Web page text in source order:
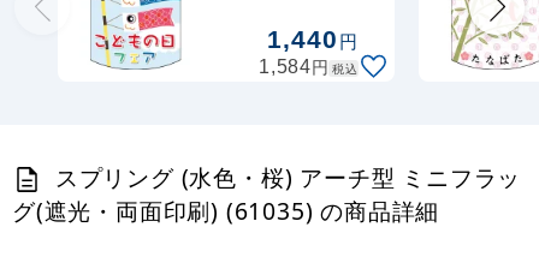
Rフラッグ専用ポール (873) 2個吸盤式
丸パイプ26cm白
1,243
カゴへ
面印刷) (61064)
1,440円
1,584円 税込
スプリング (水色・桜) アーチ型 ミニフラッ
グ(遮光・両面印刷) (61035) の商品詳細